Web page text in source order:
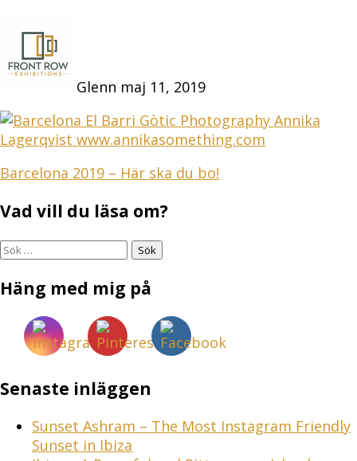
Glenn maj 11, 2019
Inläggsnavigering
Barcelona 2019 – Här ska du bo!
Vad vill du läsa om?
Sök
Häng med mig på
Senaste inläggen
Sunset Ashram – The Most Instagram Friendly
Sunset in Ibiza